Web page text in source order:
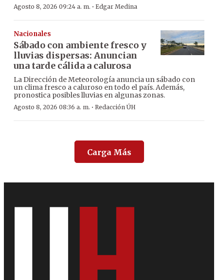
Agosto 8, 2026 09:24 a. m. · Edgar Medina
Nacionales
Sábado con ambiente fresco y
lluvias dispersas: Anuncian
una tarde cálida a calurosa
La Dirección de Meteorología anuncia un sábado con
un clima fresco a caluroso en todo el país. Además,
pronostica posibles lluvias en algunas zonas.
Agosto 8, 2026 08:36 a. m. · Redacción ÚH
Carga Más